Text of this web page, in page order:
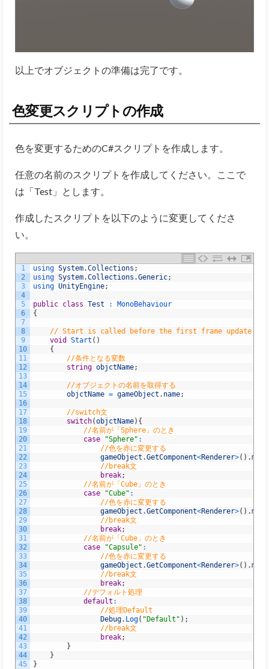
以上でオブジェクトの準備は完了です。
色変更スクリプトの作成
色を変更するためのC#スクリプトを作成します。
任意の名前のスクリプトを作成してください。ここで
は「Test」とします。
作成したスクリプトを以下のように変更してくださ
い。
1
2
3
4
5
6
7
8
9
10
11
12
13
14
15
16
17
18
19
20
21
22
23
24
25
26
27
28
29
30
31
32
33
34
35
36
37
38
39
40
41
42
43
44
45
using System.Collections ;
using System.Collections .Generic;
using UnityEngine;
public class Test :
MonoBehaviour
{
// Start is called before the first frame update
void
Start ( )
{
//条件となる変数
string objctName;
//オブジェクトの名前を取得する
objctName = gameObject . name;
//switch文
switch(objctName) {
//名前が「Sphere」のとき
case
"Sphere" :
//色を赤に変更する
gameObject .GetComponent<Renderer>( ) .
//break文
break;
//名前が「Cube」のとき
case
"Cube" :
//色を赤に変更する
gameObject .GetComponent<Renderer>( ) .
//break文
break;
//名前が「Cube」のとき
case
"Capsule" :
//色を赤に変更する
gameObject .GetComponent<Renderer>( ) .
//break文
break;
//デフォルト処理
default :
//処理Default
Debug. Log( "Default" ) ;
//break文
break;
}
}
}